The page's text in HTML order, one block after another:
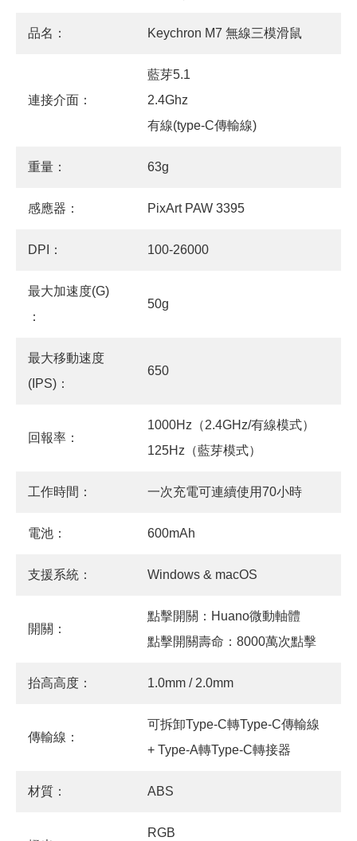
品名： Keychron M7 無線三模滑鼠
連接介面：
藍芽5.1
2.4Ghz
有線(type-C傳輸線)
重量： 63g
感應器： PixArt PAW 3395
DPI： 100-26000
最大加速度(G)
：
50g
最大移動速度
(IPS)：
650
回報率：
1000Hz（2.4GHz/有線模式）
125Hz（藍芽模式）
工作時間： 一次充電可連續使用70小時
電池： 600mAh
支援系統： Windows & macOS
開關：
點擊開關：Huano微動軸體
點擊開關壽命：8000萬次點擊
抬高高度： 1.0mm / 2.0mm
傳輸線：
可拆卸Type-C轉Type-C傳輸線
+ Type-A轉Type-C轉接器
材質： ABS
RGB